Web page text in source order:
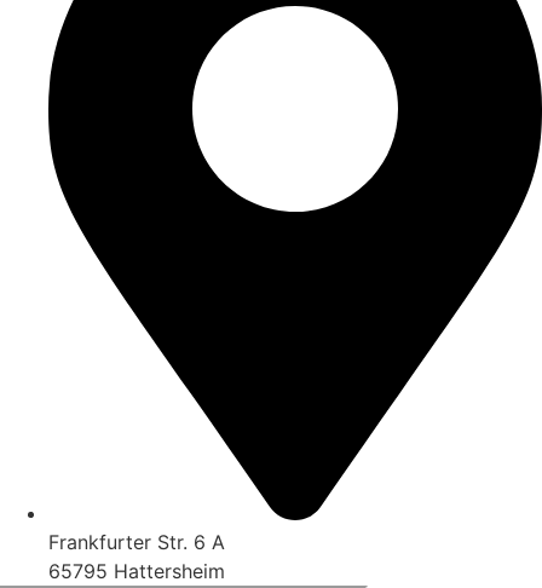
Frankfurter Str. 6 A
65795 Hattersheim